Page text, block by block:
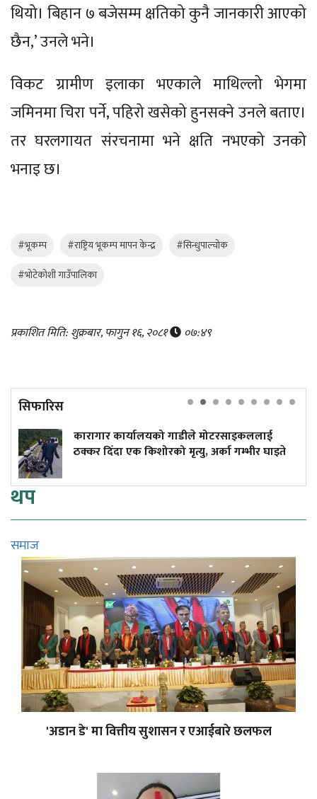
थियो। बिहान ७ बजेसम्म क्षतिको कुनै जानकारी आएको
छैन,’ उनले भने।
विकट ग्रामीण इलाका भएकाले माथिल्लो भेगमा
जमिनमा चिरा पर्ने, पहिरो खसेको हुनसक्ने उनले बताए।
तर घरलगायत संरचनामा भने क्षति नभएको उनको
भनाइ छ।
#भूकम्प #राष्ट्रिय भूकम्प मापन केन्द्र
#सिन्धुपाल्चोक
#भोटेकोशी गाउँपालिका
प्रकाशित मिति: शुक्रबार, फागुन १६, २०८१ ०७:४९
सिफारिस
कार्यालयको गाडीले मोटरसाइकललाई
दिँदा एक किशोरको मृत्यु, अर्का गम्भीर घाइते
थप
समाज
'अडान डे' मा वित्तीय सुशासन र एआईबारे छलफल